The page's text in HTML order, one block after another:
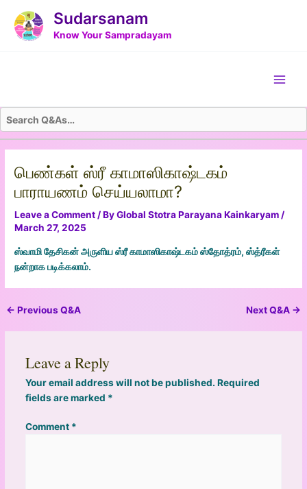
content
Sudarsanam
Know Your Sampradayam
பெண்கள் ஸ்ரீ காமாஸிகாஷ்டகம்
பாராயணம் செய்யலாமா?
Leave a Comment / ByGlobal Stotra Parayana Kainkaryam /
March 27, 2025
ஸ்வாமி தேசிகன் அருளிய ஸ்ரீ காமாஸிகாஷ்டகம் ஸ்தோத்ரம், ஸ்த்ரீகள்
நன்றாக படிக்கலாம்.
navigation
← Previous Q&A Next Q&A →
Leave a Reply
Your email address will not be published. Required
fields are marked *
Comment *